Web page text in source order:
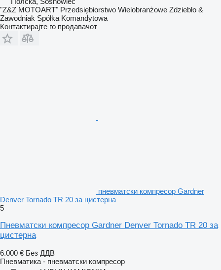
"Z&Z MOTOART" Przedsiębiorstwo Wielobranżowe Zdziebło &
Zawodniak Spółka Komandytowa
Контактирајте го продавачот
пневматски компресор Gardner
Denver Tornado TR 20 за цистерна
5
Пневматски компресор Gardner Denver Tornado TR 20 за
цистерна
6.000 € Без ДДВ
Пневматика - пневматски компресор